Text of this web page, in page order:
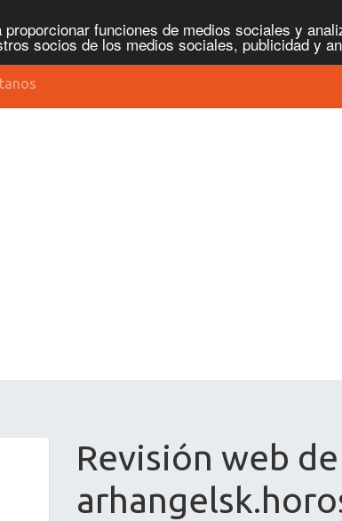
funciones de medios sociales y
socios de los medios sociales, publicidad y
Revisión web de